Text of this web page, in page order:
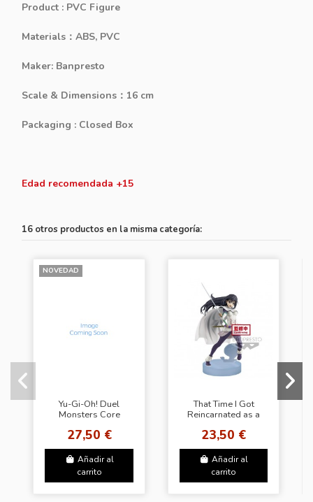
Product : PVC Figure
Materials：ABS, PVC
Maker: Banpresto
Scale & Dimensions：16 cm
Packaging : Closed Box
Edad recomendada +15
16 otros productos en la misma categoría:
NOVEDAD
Yu-Gi-Oh! Duel
Monsters Core
Slifer the Sky Dragon
Figure
27,50 €
Añadir al
carrito
That Time I Got
Reincarnated as a
SHIZU
23,50 €
Añadir al
carrito